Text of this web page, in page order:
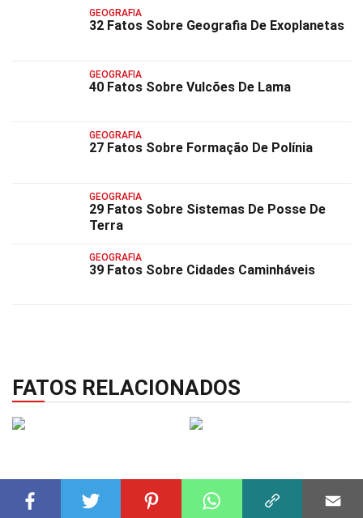
GEOGRAFIA
32 Fatos Sobre Geografia De Exoplanetas
GEOGRAFIA
40 Fatos Sobre Vulcões De Lama
GEOGRAFIA
27 Fatos Sobre Formação De Polínia
GEOGRAFIA
29 Fatos Sobre Sistemas De Posse De
Terra
GEOGRAFIA
39 Fatos Sobre Cidades Caminháveis
FATOS RELACIONADOS